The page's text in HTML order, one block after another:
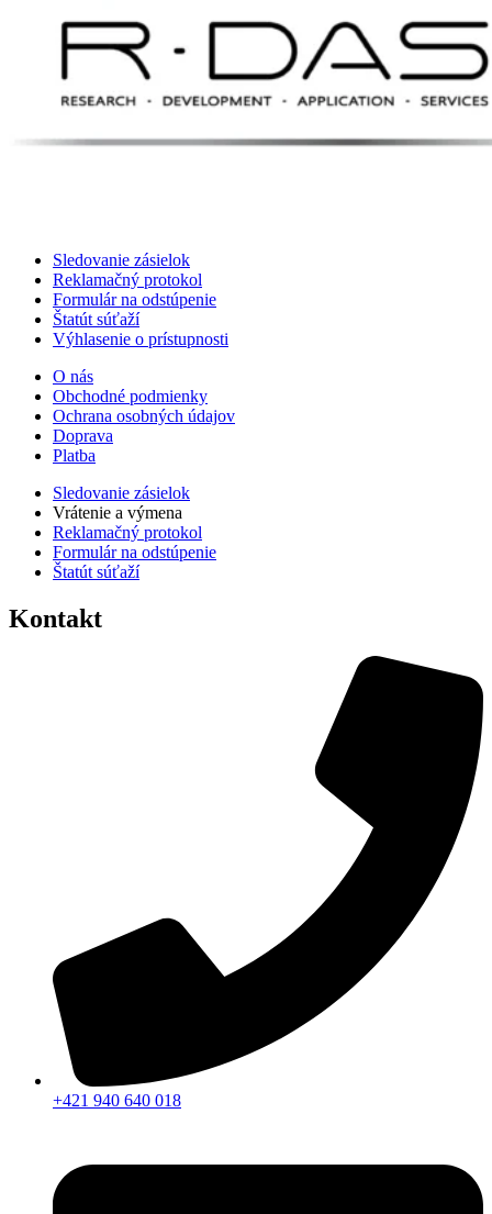
Sledovanie zásielok
Reklamačný protokol
Formulár na odstúpenie
Štatút súťaží
Výhlasenie o prístupnosti
O nás
Obchodné podmienky
Ochrana osobných údajov
Doprava
Platba
Sledovanie zásielok
Vrátenie a výmena
Reklamačný protokol
Formulár na odstúpenie
Štatút súťaží
Kontakt
+421 940 640 018